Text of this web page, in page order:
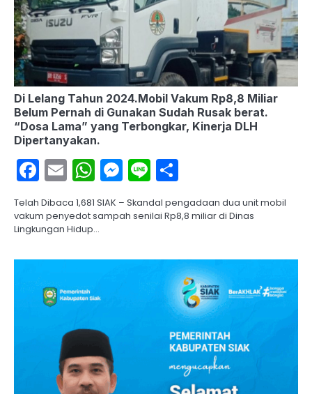
Di Lelang Tahun 2024.Mobil Vakum Rp8,8 Miliar
Belum Pernah di Gunakan Sudah Rusak berat.
“Dosa Lama” yang Terbongkar, Kinerja DLH
Dipertanyakan.
Facebook
EmailWhatsApp
Messenger
Line
Telah Dibaca 1,681 SIAK – Skandal pengadaan dua unit mobil
vakum penyedot sampah senilai Rp8,8 miliar di Dinas
Lingkungan Hidup…